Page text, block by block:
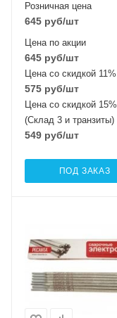
Розничная цена
645 руб/шт
Цена по акции
645 руб/шт
Цена со скидкой 11%
575 руб/шт
Цена со скидкой 15%
(Склад 3 и транзиты)
549 руб/шт
ПОД ЗАКАЗ